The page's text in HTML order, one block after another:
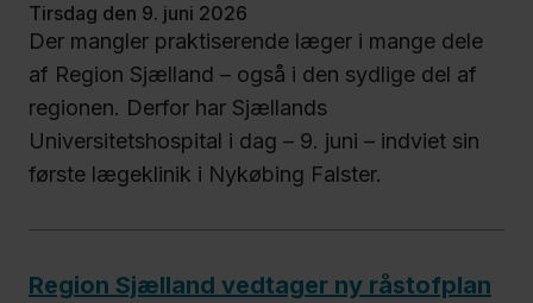
tirsdag den 9. juni 2026
Der mangler praktiserende læger i mange dele
af Region Sjælland – også i den sydlige del af
regionen. Derfor har Sjællands
Universitetshospital i dag – 9. juni – indviet sin
første lægeklinik i Nykøbing Falster.
Region Sjælland vedtager ny råstofplan